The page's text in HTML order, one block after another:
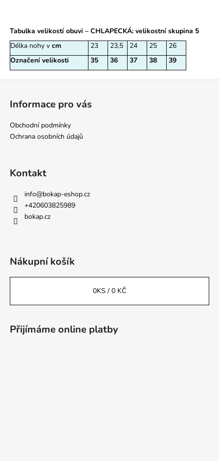
Tabulka velikostí obuvi – CHLAPECKÁ: velikostní skupina 5
Délka nohy v cm 23 23,5 24 25
26
Označení velikosti
35 36 37 38 39
Informace pro vás
Obchodní podmínky
Ochrana osobních údajů
Kontakt
info@bokap-eshop.cz
+420603825989
bokap.cz
Nákupní košík
0KS / 0 KČ
Přijímáme online platby